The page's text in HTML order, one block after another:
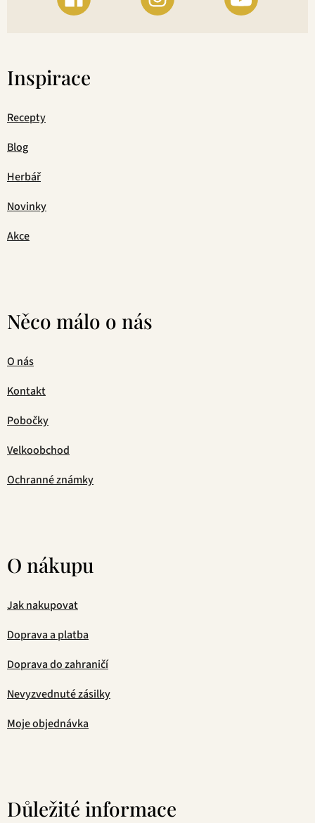
Inspirace
Recepty
Blog
Herbář
Novinky
Akce
Něco málo o nás
O nás
Kontakt
Pobočky
Velkoobchod
Ochranné známky
O nákupu
Jak nakupovat
Doprava a platba
Doprava do zahraničí
Nevyzvednuté zásilky
Moje objednávka
Důležité informace